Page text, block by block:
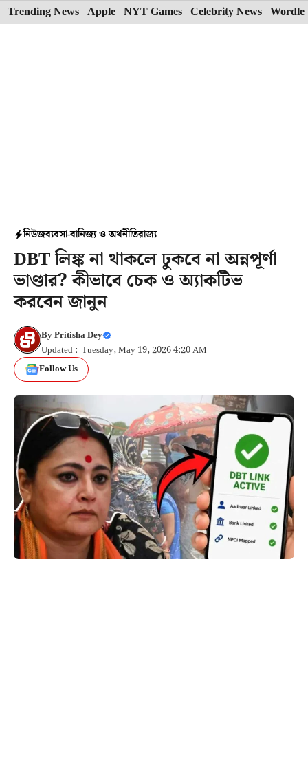
Skip
to
Trending News Apple NYT Games Celebrity News Wordle
নিউজব্যবসা-বানিজ্য ও অর্থনীতিরাজ্য
DBT লিঙ্ক না থাকলে ঢুকবে না অন্নপূর্ণা
ভাণ্ডার? কীভাবে চেক ও অ্যাকটিভ
করবেন জানুন
ByPritisha Dey
Updated : Tuesday, May 19, 2026 4:20 AM
Follow Us